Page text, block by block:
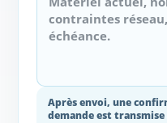
Après envoi, une
demande est transmise